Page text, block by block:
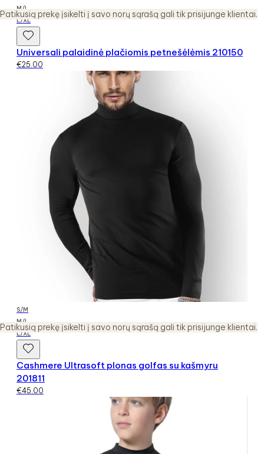
Patikusią prekę įsikelti į savo norų sąrašą gali tik prisijunge klientai.
Patikusią prekę įsikelti į savo norų sąrašą gali tik prisijunge klientai.
M/L
L/XL
Universali palaidinė plačiomis petnešėlėmis 210150
€25.00
S/M
M/L
L/XL
Cashmere Ultrasoft plonas golfas su kašmyru
201811
€45.00